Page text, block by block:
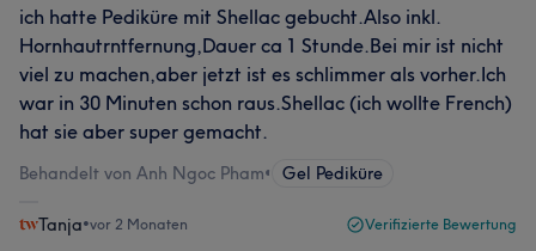
ich hatte Pediküre mit Shellac gebucht.Also inkl.
Hornhautrntfernung,Dauer ca 1 Stunde.Bei mir ist nicht
viel zu machen,aber jetzt ist es schlimmer als vorher.Ich
war in 30 Minuten schon raus.Shellac (ich wollte French)
hat sie aber super gemacht.
Behandelt von Anh Ngoc Pham• Gel Pediküre
Tanja•vor 2 Monaten Verifizierte Bewertung